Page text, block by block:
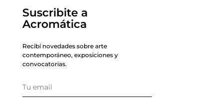
Suscribite a
Acromática
Recibí novedades sobre arte
contemporáneo, exposiciones y
convocatorias.